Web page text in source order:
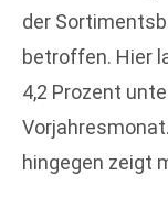
der
betroffen. Hier
4,2 Prozent
hingegen zeigt